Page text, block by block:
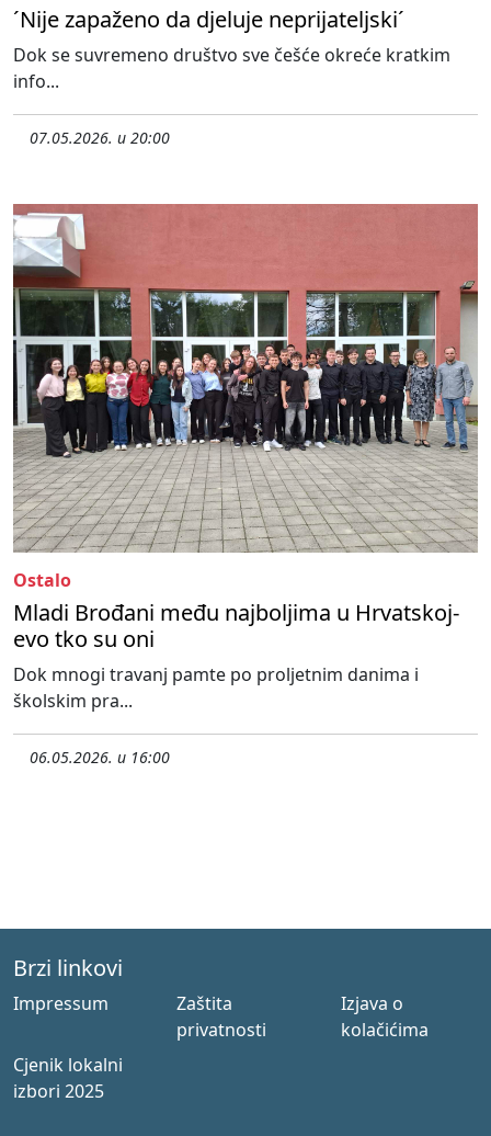
´Nije zapaženo da djeluje neprijateljski´
Dok se suvremeno društvo sve češće okreće kratkim
info...
07.05.2026. u 20:00
Ostalo
Mladi Brođani među najboljima u Hrvatskoj-
evo tko su oni
Dok mnogi travanj pamte po proljetnim danima i
školskim pra...
06.05.2026. u 16:00
Brzi linkovi
Impressum
Zaštita
privatnosti
Izjava o
kolačićima
Cjenik lokalni
izbori 2025